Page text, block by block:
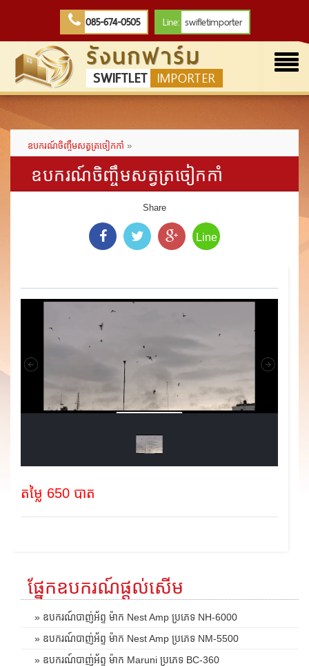
085-674-0505 Line: swifletimporter
รังนกฟาร์ม
SWIFTLET IMPORTER
ឧបករណ៍ចិញ្ចឹមសត្វត្រចៀកកាំ »
ឧបករណ៍ចិញ្ចឹមសត្វត្រចៀកកាំ
Share
Line
តម្លៃ 650 បាត
ផ្នែកឧបករណ៍ផ្តល់សើម
» ឧបករណ៍បាញ់អ័ព្ទ ម៉ាក Nest Amp ប្រភេទ NH-6000
» ឧបករណ៍បាញ់អ័ព្ទ ម៉ាក Nest Amp ប្រភេទ NM-5500
» ឧបករណ៍បាញ់អ័ព្ទ ម៉ាក Maruni ប្រភេទ BC-360